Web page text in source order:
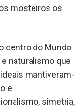
mosteiros os
centro do Mundo
naturalismo que
mantiveram-
e
simetria,